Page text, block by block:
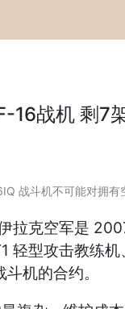
16战机 剩7
战斗机不可能对拥
拉克空军是
轻型攻击教练
机的合约。